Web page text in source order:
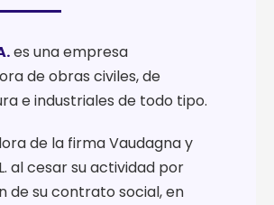
es una empresa
de obras civiles, de
e industriales de todo tipo.
de la firma Vaudagna y
al cesar su actividad por
de su contrato social, en